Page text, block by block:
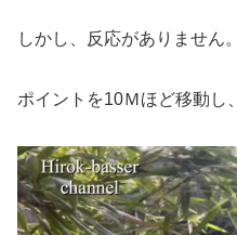
しかし、反応がありません。
ポイントを10Ｍほど移動し、